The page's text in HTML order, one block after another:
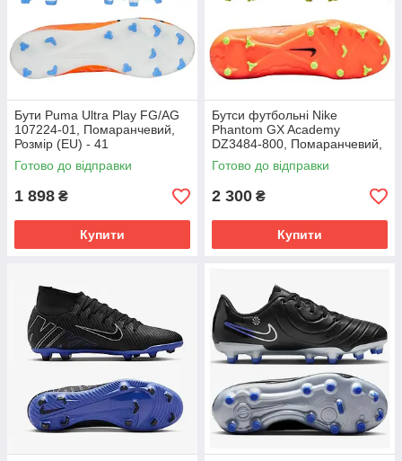
Бути Puma Ultra Play FG/AG
107224-01, Помаранчевий,
Розмір (EU) - 41
Готово до відправки
1 898 ₴
Купити
Бутси футбольні Nike
Phantom GX Academy
DZ3484-800, Помаранчевий,
Розмір (EU) - 39
Готово до відправки
2 300 ₴
Купити